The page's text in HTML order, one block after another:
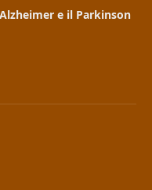
e il Parkinson